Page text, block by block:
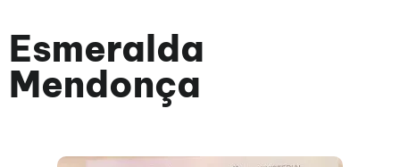
Esmeralda
Mendonça